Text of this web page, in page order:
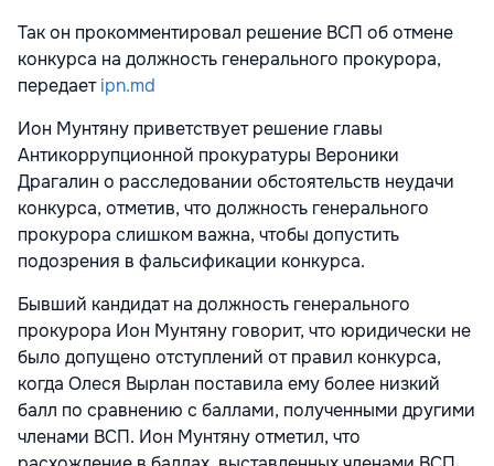
Так он прокомментировал решение ВСП об отмене
конкурса на должность генерального прокурора,
передаетipn.md
Ион Мунтяну приветствует решение главы
Антикоррупционной прокуратуры Вероники
Драгалин о расследовании обстоятельств неудачи
конкурса, отметив, что должность генерального
прокурора слишком важна, чтобы допустить
подозрения в фальсификации конкурса.
Бывший кандидат на должность генерального
прокурора Ион Мунтяну говорит, что юридически не
было допущено отступлений от правил конкурса,
когда Олеся Вырлан поставила ему более низкий
балл по сравнению с баллами, полученными другими
членами ВСП. Ион Мунтяну отметил, что